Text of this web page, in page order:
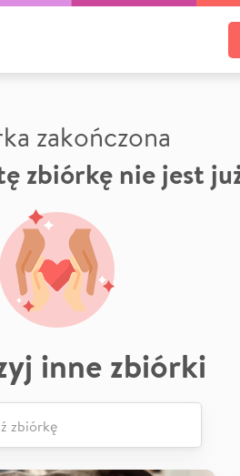
zakończona
zbiórkę nie jest
inne zbiórki